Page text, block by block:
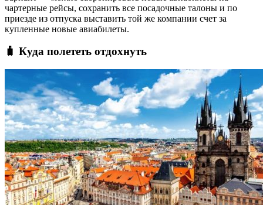
чартерные рейсы, сохранить все посадочные талоны и по
приезде из отпуска выставить той же компании счет за
купленные новые авиабилеты.
🧳 Куда полететь отдохнуть